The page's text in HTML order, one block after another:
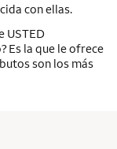
con ellas.
USTED
Es la que le ofrece
son los más